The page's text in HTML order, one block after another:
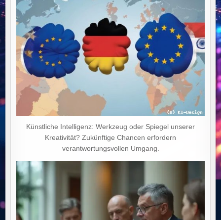
Künstliche Intelligenz: Werkzeug oder Spiegel unserer
Kreativität? Zukünftige Chancen erfordern
verantwortungsvollen Umgang.